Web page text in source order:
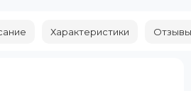
Характеристики